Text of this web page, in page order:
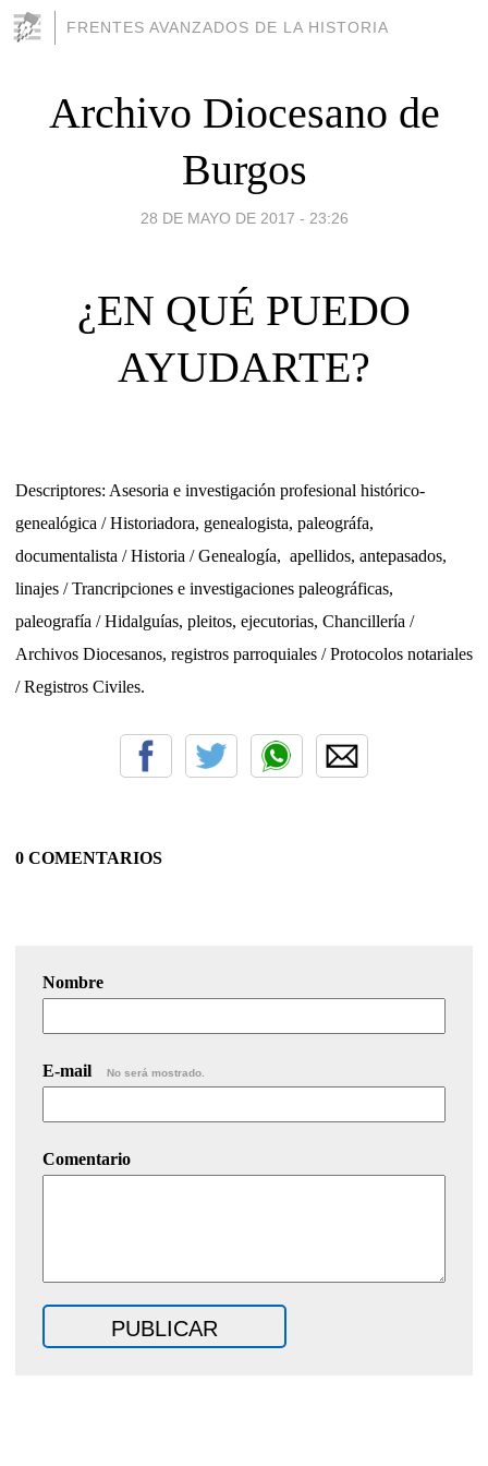
FRENTES AVANZADOS DE LA HISTORIA
Archivo Diocesano de
Burgos
28 DE MAYO DE 2017 - 23:26
¿EN QUÉ PUEDO
AYUDARTE?
Descriptores: Asesoria e investigación profesional histórico-
genealógica / Historiadora, genealogista, paleográfa,
documentalista / Historia / Genealogía, apellidos, antepasados,
linajes / Trancripciones e investigaciones paleográficas,
paleografía / Hidalguías, pleitos, ejecutorias, Chancillería /
Archivos Diocesanos, registros parroquiales / Protocolos notariales
/ Registros Civiles.
0 COMENTARIOS
Nombre
E-mail No será mostrado.
Comentario